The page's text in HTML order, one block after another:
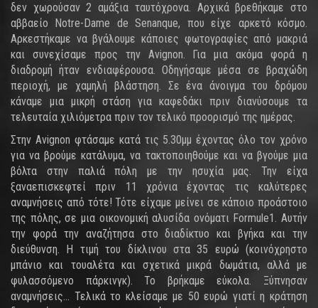
δεν χωρούσαν 2 αμάξια ταυτόχρονα. Αρχικά βρεθήκαμε στο
αββαείο Notre-Dame de Senanque, που είχε αρκετό κόσμο.
Αρκεστήκαμε να βγάλουμε κάποιες φωτογραφίες από μακριά
και συνεχίσαμε προς την Avignon. Για μια ακόμα φορά η
διαδρομή ήταν ενδιαφέρουσα. Οδηγήσαμε μέσα σε βραχώδη
περιοχή, με χαμηλή βλάστηση. Σε ένα άνοιγμα του δρόμου
κάναμε μια μικρή στάση για καφεδάκι πριν διανύσουμε τα
τελευταία χιλιόμετρα πριν τον τελικό προορισμό της ημέρας.
Στην Avignon φτάσαμε κατά τις 5.30μμ έχοντας όλο τον χρόνο
για να βρούμε κατάλυμα, να τακτοποιηθούμε και να βγούμε μια
βόλτα στην παλιά πόλη με την ησυχία μας. Την είχα
ξαναεπισκεφτεί πριν 11 χρόνια έχοντας τις καλύτερες
αναμνήσεις από τότε! Τότε είχαμε μείνει σε κάποιο προάστοιο
της πόλης, σε μια οικονομική αλυσίδα ονόματι Formule1. Αυτήν
την φορά την αναζήτησα στο διαδίκτυο και βγήκα και την
διεύθυνση. Η τιμή του δίκλινου στα 35 ευρώ (κοινόχρηστο
μπάνιο και τουαλέτα και σχετικά μικρά δωμάτια, αλλά με
φυλασσόμενο πάρκινγκ). Το βρήκαμε εύκολα. Ξύπνησαν
αναμνήσεις... Τελικά το κλείσαμε με 50 ευρώ γιατί η κράτηση